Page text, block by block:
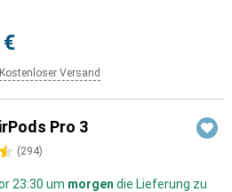
Kostenloser Versand
Pro 3
(294)
23:30 um morgen die Lieferung zu